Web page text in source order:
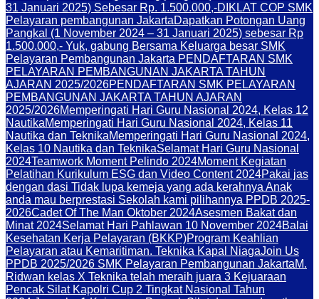
31 Januari 2025) Sebesar Rp. 1.500.000,-DIKLAT COP SMK
Pelayaran pembangunan JakartaDapatkan Potongan Uang
Pangkal (1 November 2024 – 31 Januari 2025) sebesar Rp
1.500.000,- Yuk, gabung Bersama Keluarga besar SMK
Pelayaran Pembangunan Jakarta PENDAFTARAN SMK
PELAYARAN PEMBANGUNAN JAKARTA TAHUN
AJARAN 2025/2026PENDAFTARAN SMK PELAYARAN
PEMBANGUNAN JAKARTA TAHUN AJARAN
2025/2026Memperingati Hari Guru Nasional 2024, Kelas 12
NautikaMemperingati Hari Guru Nasional 2024, Kelas 11
Nautika dan TeknikaMemperingati Hari Guru Nasional 2024,
Kelas 10 Nautika dan TeknikaSelamat Hari Guru Nasional
2024Teamwork Moment Pelindo 2024Moment Kegiatan
Pelatihan Kurikulum ESG dan Video Content 2024Pakai jas
dengan dasi Tidak lupa kemeja yang ada kerahnya Anak
anda mau berprestasi Sekolah kami pilihannya PPDB 2025-
2026Cadet Of The Man Oktober 2024Asesmen Bakat dan
Minat 2024Selamat Hari Pahlawan 10 November 2024Balai
Kesehatan Kerja Pelayaran (BKKP)Program Keahlian
Pelayaran atau Kemaritiman. Teknika Kapal NiagaJoin Us
PPDB 2025/2026 SMK Pelayaran Pembangunan JakartaM.
Ridwan kelas X Teknika telah meraih juara 3 Kejuaraan
Pencak Silat Kapolri Cup 2 Tingkat Nasional Tahun